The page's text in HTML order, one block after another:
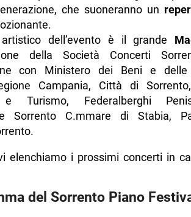
che suoneranno un
dell’evento è il grande
della Società Concerti
con Ministero dei Beni e
Campania, Città di
e Turismo, Federalberghi
Sorrento C.mmare di Stabia,
elenchiamo i prossimi concerti in
del Sorrento Piano